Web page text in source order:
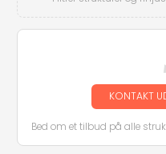
KONTAKT
Bed om et tilbud på alle